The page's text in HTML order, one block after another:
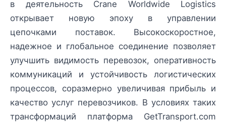
в деятельность Crane Worldwide Logistics
открывает новую эпоху в управлении
цепочками поставок. Высокоскоростное,
надежное и глобальное соединение позволяет
улучшить видимость перевозок, оперативность
коммуникаций и устойчивость логистических
процессов, соразмерно увеличивая прибыль и
качество услуг перевозчиков. В условиях таких
трансформаций платформа GetTransport.com